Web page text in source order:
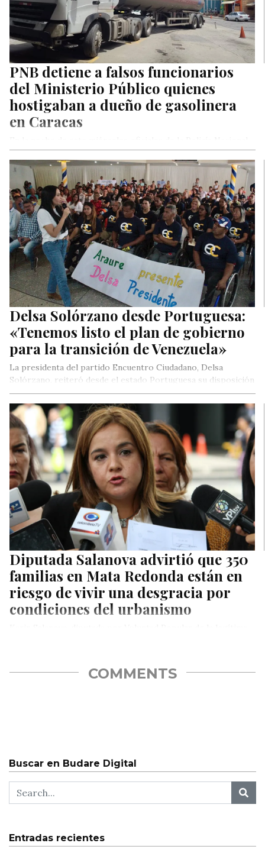
PNB detiene a falsos funcionarios
del Ministerio Público quienes
hostigaban a dueño de gasolinera
en Caracas
Bolivariana detuvieron a dos sujetos que se hacían pasar…
Delsa Solórzano desde Portuguesa:
«Tenemos listo el plan de gobierno
para la transición de Venezuela»
La presidenta del partido Encuentro Ciudadano, Delsa
Solórzano, reiteró desde el estado Portuguesa su disposición
de sumar a la unidad…
Diputada Salanova advirtió que 350
familias en Mata Redonda están en
riesgo de vivir una desgracia por
condiciones del urbanismo
COMMENTS
Buscar en Budare Digital
Entradas recientes